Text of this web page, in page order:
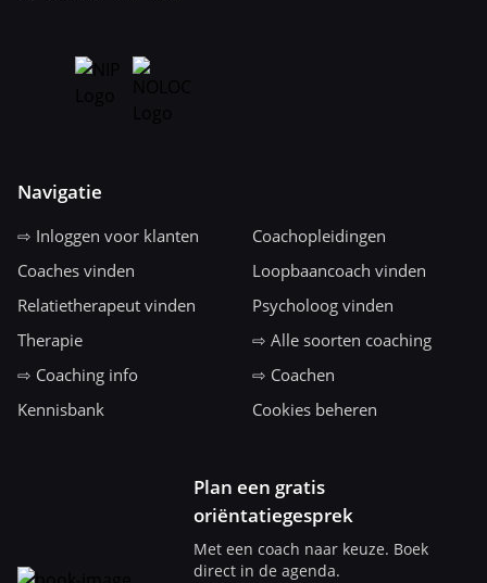
Navigatie
⇨ Inloggen voor klanten
Coachopleidingen
Coaches vinden
Loopbaancoach vinden
Relatietherapeut vinden
Psycholoog vinden
Therapie
⇨ Alle soorten coaching
⇨ Coaching info
⇨ Coachen
Kennisbank
Cookies beheren
Plan een gratis
oriëntatiegesprek
Met een coach naar keuze. Boek
direct in de agenda.